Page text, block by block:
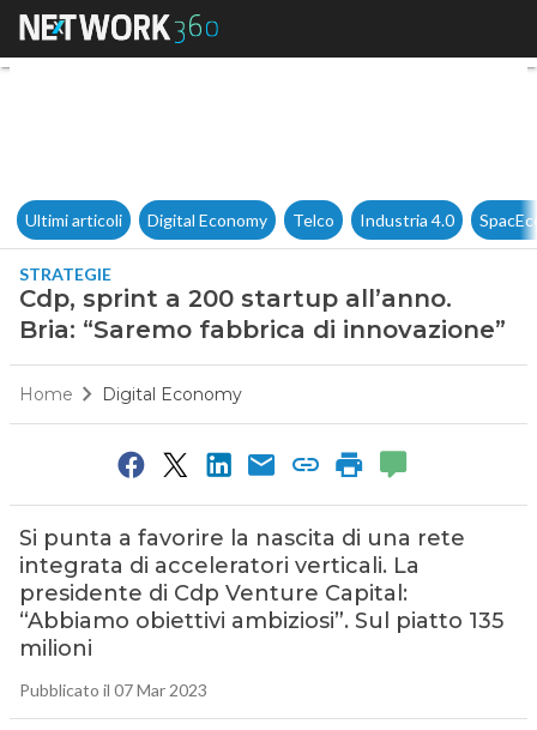
Cdp, sprint a 200 startup
Ultimi articoli Digital Economy Telco Industria 4.0
STRATEGIE
Cdp, sprint a 200 startup all’anno.
Bria: “Saremo fabbrica di innovazione”
Home Digital Economy
Si punta a favorire la nascita di una rete
integrata di acceleratori verticali. La
presidente di Cdp Venture Capital:
“Abbiamo obiettivi ambiziosi”. Sul piatto 135
milioni
Pubblicato il 07 Mar 2023